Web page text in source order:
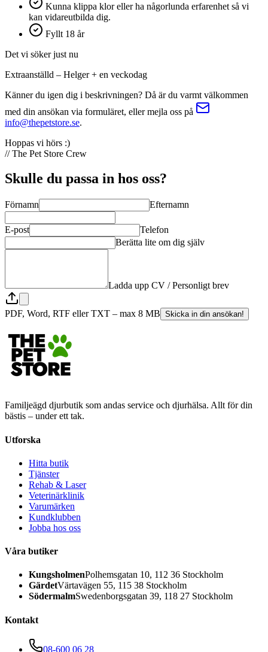
Kunna klippa klor eller ha någorlunda erfarenhet så vi
kan vidareutbilda dig.
Fyllt 18 år
Det vi söker just nu
Extraanställd – Helger + en veckodag
Känner du igen dig i beskrivningen? Då är du varmt välkommen
med din ansökan via formuläret, eller mejla oss på
info@thepetstore.se.
Hoppas vi hörs :)
// The Pet Store Crew
Skulle du passa in hos oss?
Förnamn Efternamn
E-post
Telefon
Berätta lite om dig själv
Ladda upp CV / Personligt brev
PDF, Word, RTF eller TXT – max 8 MB Skicka in din ansökan!
Familjeägd djurbutik som andas service och djurhälsa. Allt för din
bästis – under ett tak.
Utforska
Hitta butik
Tjänster
Rehab & Laser
Veterinärklinik
Varumärken
Kundklubben
Jobba hos oss
Våra butiker
KungsholmenPolhemsgatan 10, 112 36 Stockholm
GärdetVärtavägen 55, 115 38 Stockholm
SödermalmSwedenborgsgatan 39, 118 27 Stockholm
Kontakt
08-600 06 28